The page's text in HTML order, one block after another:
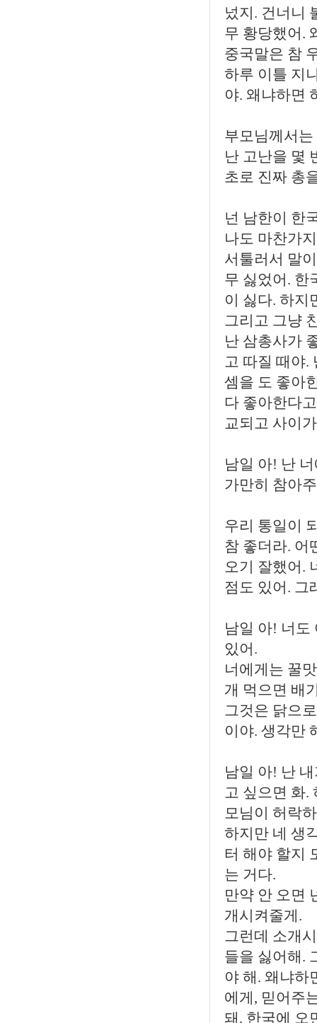
넜지. 건너니
무 황당했어.
중국말은 참
하루 이틀 지
야. 왜냐하면
부모님께서
난 고난을 몇
초로 진짜 총
넌 남한이 한
나도 마찬가
서툴러서 말
무 싫었어. 한
이 싫다. 하지
그리고 그냥
난 삼총사가
고 따질 때야.
셈을 도 좋아
다 좋아한다
교되고 사이
남일 아! 난
가만히 참아
우리 통일이
참 좋더라. 어
오기 잘했어.
점도 있어. 그
남일 아! 너도
있어.
너에게는 꿀
개 먹으면 배
그것은 닭으
이야. 생각만
남일 아! 난
고 싶으면 화.
모님이 허락
하지만 네 생
터 해야 할지
는 거다.
만약 안 오면
개시켜줄게.
그런데 소개
들을 싫어해.
야 해. 왜냐하
에게, 믿어주
돼. 한국에 오